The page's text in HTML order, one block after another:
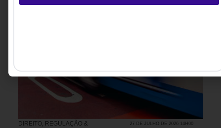
DIREITO, REGULAÇÃO &
27 DE JULHO DE 2026 14H00